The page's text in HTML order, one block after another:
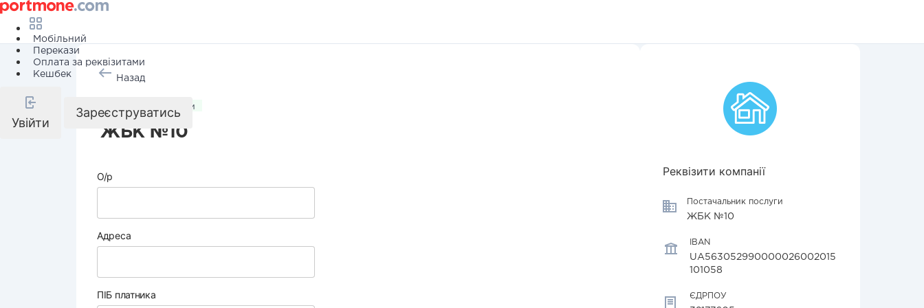
Мобільний
Перекази
Оплата за реквізитами
Кешбек
Увійти
Зареєструватись
Назад
Комунальні послуги
ЖБК №10
О/р
Адреса
ПІБ платника
Реквізити компанії
Постачальник послуги
ЖБК №10
IBAN
UA563052990000026002015
101058
ЄДРПОУ